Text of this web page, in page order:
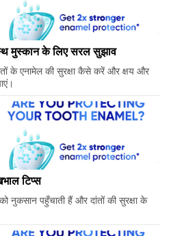
मुस्कान के लिए सरल सुझाव
के एनामेल की सुरक्षा कैसे करें और क्षय और
टिप्स
पहुँचाती हैं और दांतों की सुरक्षा के